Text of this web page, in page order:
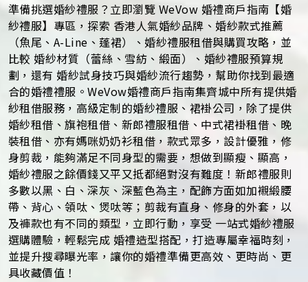
準備挑選婚紗禮服？立即瀏覽 WeVow 婚禮商戶指南【婚
紗禮服】專區，探索 香港人氣婚紗品牌、婚紗款式推薦
（魚尾、A-Line、蓬裙）、婚紗禮服租借與購買攻略，並
比較 婚紗材質（蕾絲、雪紡、緞面）、婚紗禮服預算規
劃，還有 婚紗試身技巧與婚紗流行趨勢，幫助你找到最適
合的婚禮禮服。WeVow婚禮商戶指南集齊城中所有提供婚
紗租借服務，高級定制的婚紗禮服、裙褂公司，除了提供
婚紗租借、旗袍租借、新郎禮服租借、中式裙褂租借、晚
裝租借、亦有媽咪奶奶衫租借，款式眾多，設計優雅，修
身剪裁，能夠滿足不同身型的需要，想做到顯瘦、顯高，
婚紗禮服之餘價錢又平又抵都絕對沒有難度！新郎禮服則
多數以黑、白、深灰、深藍色為主，配飾方面如加襯緞腰
帶、背心、領呔、煲呔等；剪裁有直身、修身的外套，以
及褲款也有不同的類型，立即行動，享受 一站式婚紗禮服
選購體驗，輕鬆完成 婚禮造型搭配，打造專屬幸福時刻，
並提升搜尋曝光率，讓你的婚禮準備更高效、更時尚、更
具收藏價值！